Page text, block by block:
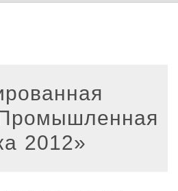
2012»